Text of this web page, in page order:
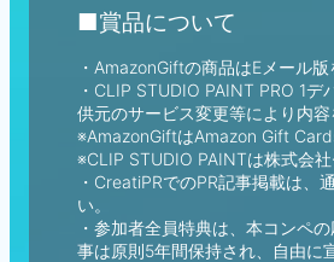
■賞品について
・AmazonGiftの商品はEメール
・CLIP STUDIO PAINT PRO 1
供元のサービス変更等により内
※AmazonGiftはAmazon Gift
※CLIP STUDIO PAINTは株式会社
・CreatiPRでのPR記事掲載は
い。
・参加者全員特典は、本コンペ
事は原則5年間保持され、自由に